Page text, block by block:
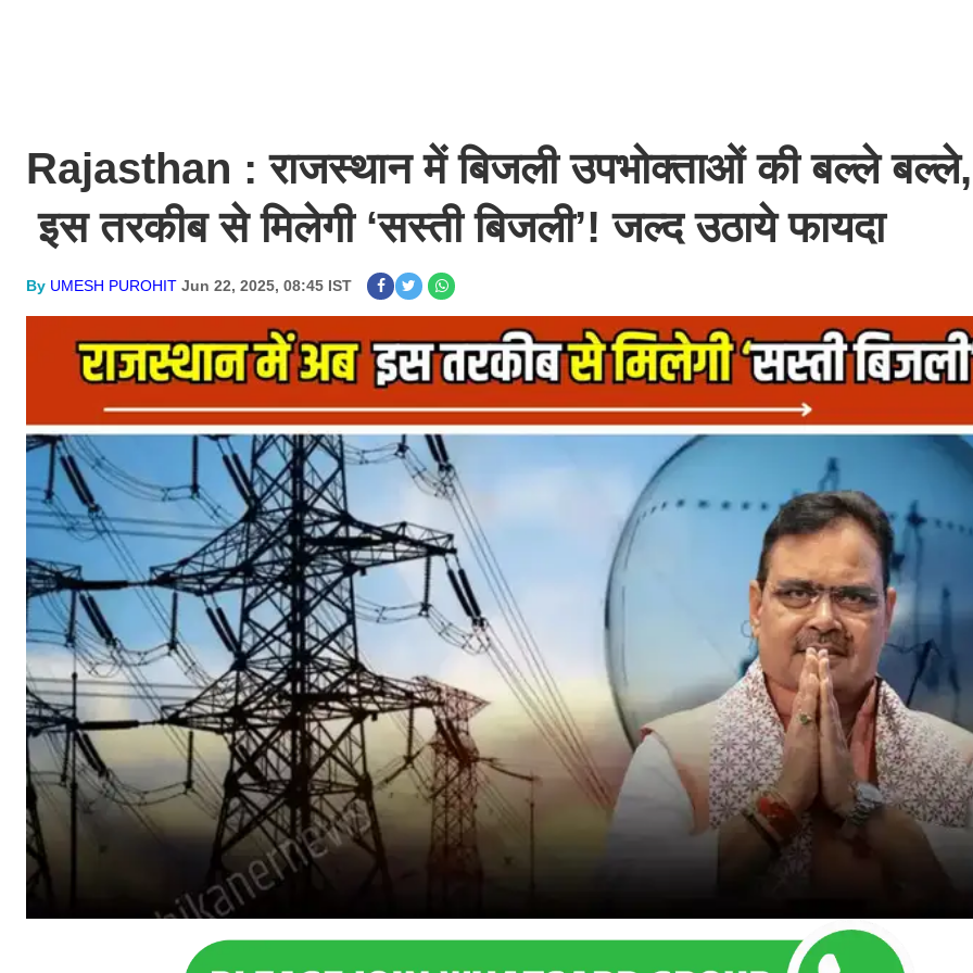
Rajasthan : राजस्थान में बिजली उपभोक्ताओं की बल्ले
इस तरकीब से मिलेगी ‘सस्ती बिजली’! जल्द उठाये फायदा
By UMESH PUROHIT Jun 22, 2025, 08:45 IST